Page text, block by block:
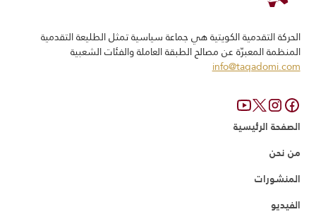
الحركة التقدمیة الكویتیة ھي جماعة سياسية تمثل الطلیعة التقدمیة
المنظمة المعبرّة عن مصالح الطبقة العاملة والفئات الشعبیة
info@taqadomi.com
الصفحة الرئيسية
من نحن
المنشورات
الفيديو